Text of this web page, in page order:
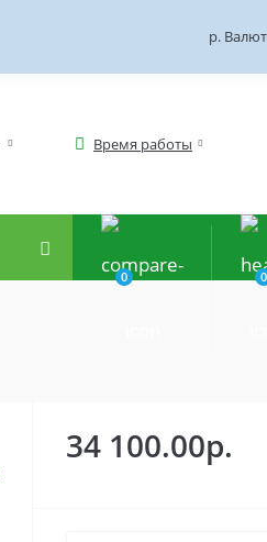
р.
Время работы
0 0
34 100.00р.